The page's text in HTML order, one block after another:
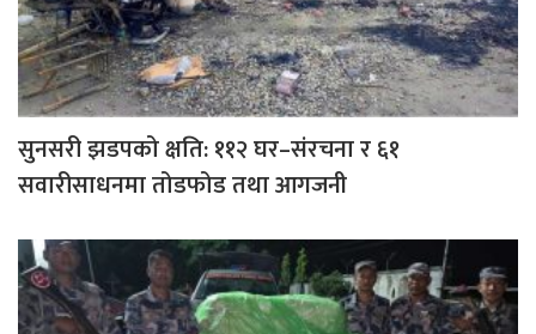
सुनसरी झडपको क्षति: ११२ घर–संरचना र ६१
सवारीसाधनमा तोडफोड तथा आगजनी